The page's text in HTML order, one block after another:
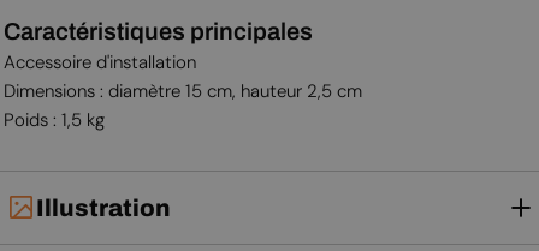
Caractéristiques principales
Accessoire d'installation
Dimensions : diamètre 15 cm, hauteur 2,5 cm
Poids : 1,5 kg
Illustration